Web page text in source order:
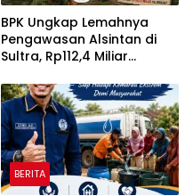
BPK Ungkap Lemahnya
Pengawasan Alsintan di
Sultra, Rp112,4 Miliar
Pemanfaatannya
BERITA